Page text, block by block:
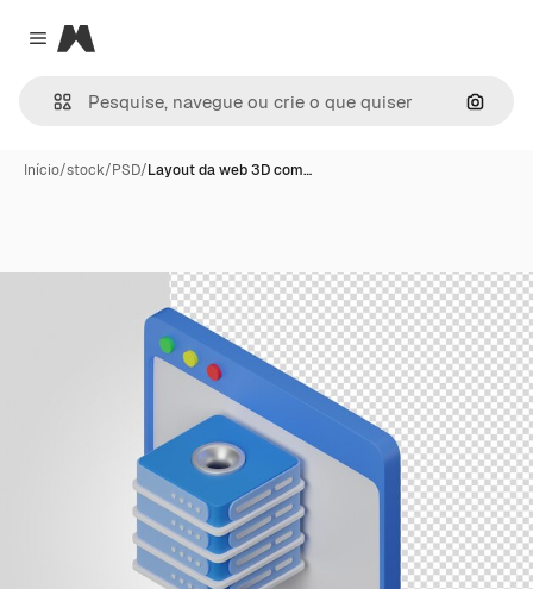
Close menu
Magnific
Início/stock/PSD/Layout da web 3D com…